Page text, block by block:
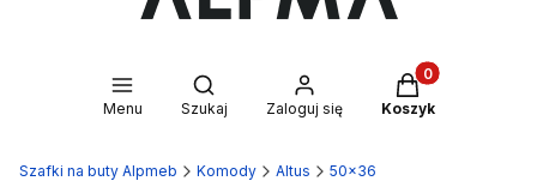
Menu
Otwórz wyszukiwarkę
Szukaj Zaloguj się
Produkty w
Koszyk
Szafki na buty Alpmeb Komody Altus 50x36